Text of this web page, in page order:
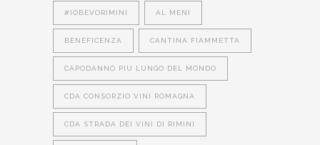
#IOBEVORIMINI AL MENI
BENEFICENZA CANTINA FIAMMETTA
CAPODANNO PIU LUNGO DEL MONDO
CDA CONSORZIO VINI ROMAGNA
CDA STRADA DEI VINI DI RIMINI